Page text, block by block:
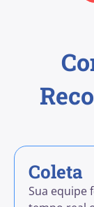
Coleta
Sua equipe